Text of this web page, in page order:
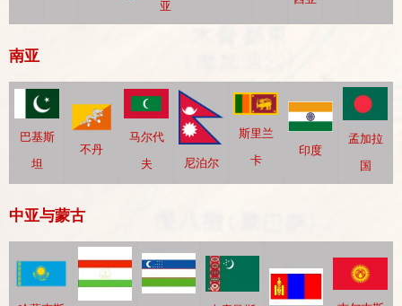
亚
南亚
巴基斯
坦
不丹
马尔代
夫
尼泊尔
斯里兰
卡
印度
孟加拉
国
中亚与蒙古